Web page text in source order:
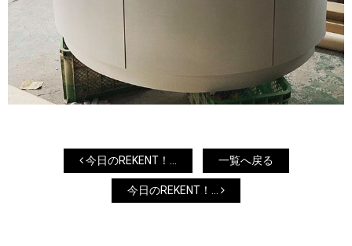
今日のREKENT！... 一覧へ戻る
今日のREKENT！...